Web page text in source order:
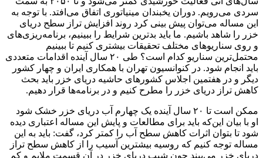
سردی می‌رویم. دوران یخبندان مینیاتوری اتفاق می‌افتد. با توجه به
این مساله می‌توان پیش بینی کرد روند افزایش تراز سطح دریای
خزر را شاهد باشیم. ما باید بدترین شرایط را ببینیم، برنامه‌ریزی‌های
و روی سناریوهای مختلف تحقیقات بیشتری کنیم تا ببینیم
محتمل‌ترین سناریو کدام است؟ طی ۲۰ سال آینده اقدامات متعددی
باید انجام شود. در کنوانسیون تهران با همکاری ایران و چهار کشور
دیگر و در هفتمین اجلاس کشورهای حاشیه دریای خزر باید بحث
کاهش تراز دریای خزر را مطرح کنیم و در برنامه‌ها قرار دهیم.
ممکن است تا ۲۰ سال آینده یک چهارم آب دریای خزر خشک شود
او با بیان این‌که باید برای مطالعات و پایش این مساله اعتباری دیده
شود تا بتوان اثرات کاهش سطح آب را کمتر کرد، گفت: باید به این
مساله توجه کنیم که روسیه بیشترین آسیب را از کاهش سطح تراز
دریای خزر می‌بیند چون شیب دریای خزر در آن قسمت ملایم و کم